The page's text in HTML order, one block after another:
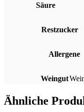
Säure
Restzucker
Allergene
Weingut
Ähnliche